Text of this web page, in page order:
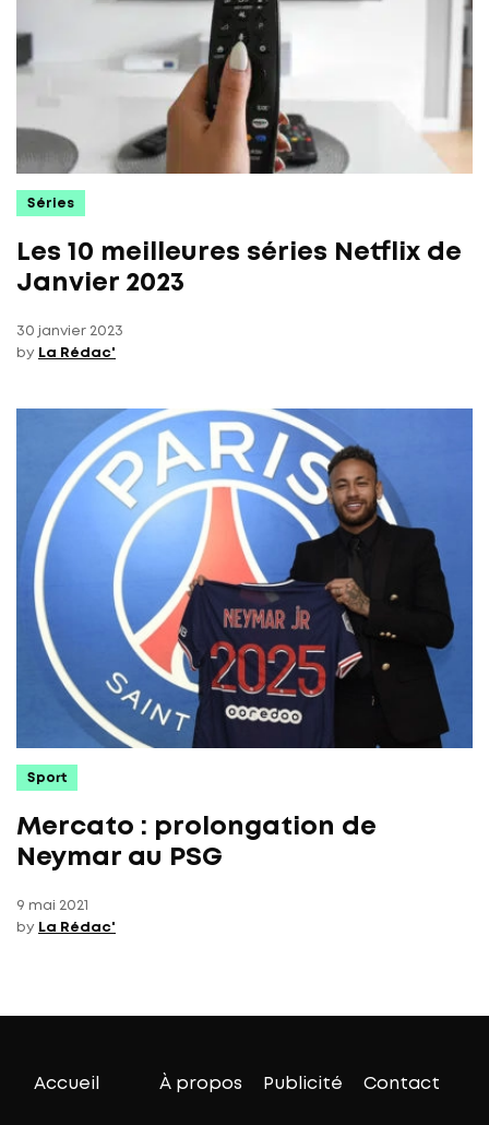
Séries
Les 10 meilleures séries Netflix de
Janvier 2023
30 janvier 2023
by La Rédac'
Sport
Mercato : prolongation de
Neymar au PSG
9 mai 2021
by La Rédac'
Accueil À propos Publicité Contact